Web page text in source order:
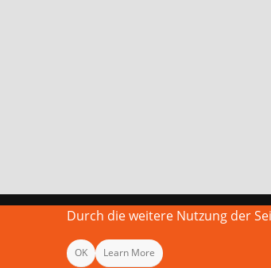
Durch die weitere Nutzung der
OK Learn More